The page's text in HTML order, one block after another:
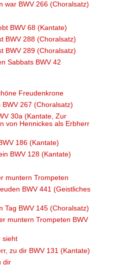
war BWV 266 (Choralsatz)
BWV 68 (Kantate)
BWV 288 (Choralsatz)
BWV 289 (Choralsatz)
Sabbats BWV 42
Freudenkrone
267 (Choralsatz)
30a (Kantate, Zur
von Hennickes als Erbherr
186 (Kantate)
BWV 128 (Kantate)
muntern Trompeten
BWV 441 (Geistliches
Tag BWV 145 (Choralsatz)
muntern Trompeten BWV
sieht
zu dir BWV 131 (Kantate)
dir